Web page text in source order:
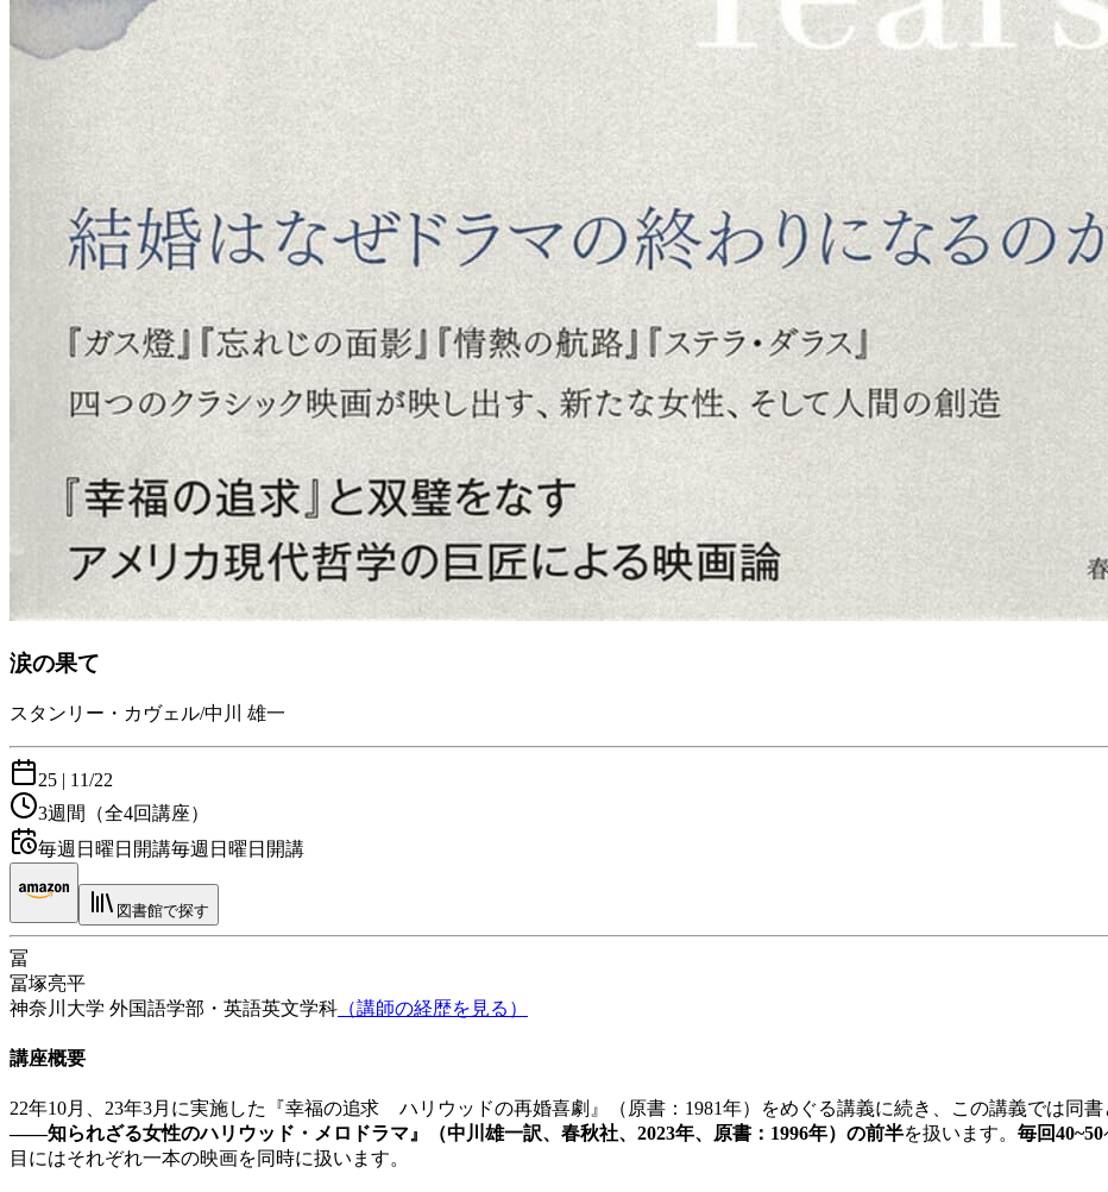
涙の果て
スタンリー・カヴェル/中川 雄一
25 | 11/22
3週間
（全4回講座）
毎週日曜日開講毎週日曜日開講
図書館で探す
冨
冨塚亮平
神奈川大学 外国語学部・英語英文学科 （講師の経歴を見る）
講座概要
22年10月、23年3月に実施した『幸福の追求 ハリウッドの再婚喜劇』（原書：1981年）をめぐる講義に続き、この講義では同
——知られざる女性のハリウッド・メロドラマ』（中川雄一訳、春秋社、2023年、原書：1996年）の前半を扱います。 毎回40~50
目にはそれぞれ一本の映画を同時に扱います。